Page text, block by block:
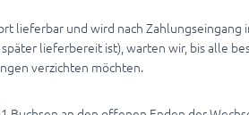
lieferbar und wird nach
lieferbereit ist), warten wir, bis alle
verzichten möchten.